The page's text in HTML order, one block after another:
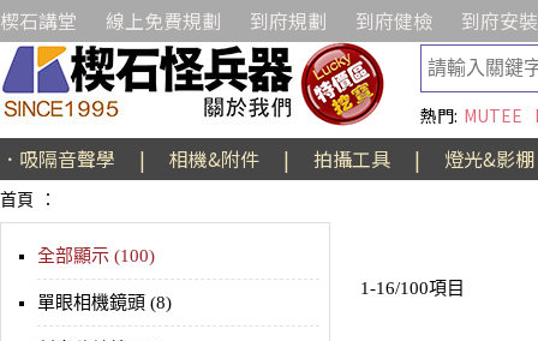
楔石講堂 線上免費規劃 到府規劃 到府健檢 到府安裝
熱門: MUTEE
．吸隔音聲學 | 相機&附件 | 拍攝工具 | 燈光&影棚
首頁 ：
全部顯示 (100)
單眼相機鏡頭 (8)
1-16/100項目